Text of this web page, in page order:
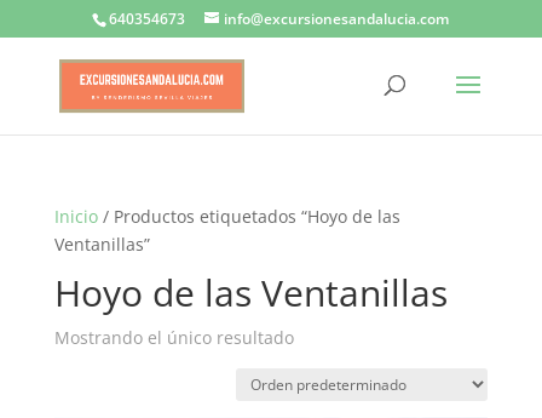
640354673 info@excursionesandalucia.com
Inicio/ Productos etiquetados “Hoyo de las
Ventanillas”
Hoyo de las Ventanillas
Mostrando el único resultado